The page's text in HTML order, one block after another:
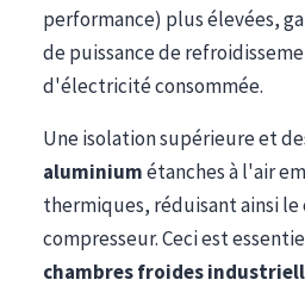
performance) plus élevées,
de puissance de
d'électricité consommée.
Une isolation supérieure et
aluminiumétanches à l'air
thermiques, réduisant ainsi
compresseur. Ceci est
chambres froides